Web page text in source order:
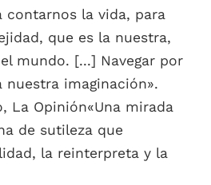
contarnos la vida, para
que es la nuestra,
mundo. [...] Navegar por
nuestra imaginación».
La Opinión«Una mirada
de sutileza que
la reinterpreta y la